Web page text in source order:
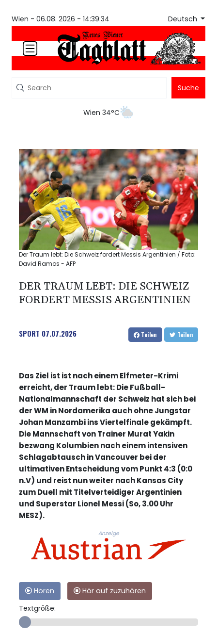
Wien - 06.08. 2026 - 14:39:34 Deutsch
Suche
Wien 34°C
Der Traum lebt: Die Schweiz fordert Messis Argentinien / Foto:
David Ramos - AFP
DER TRAUM LEBT: DIE SCHWEIZ
FORDERT MESSIS ARGENTINIEN
SPORT 07.07.2026 Teilen Teilen
Das Ziel ist ist nach einem Elfmeter-Krimi
erreicht, der Traum lebt: Die Fußball-
Nationalmannschaft der Schweiz hat sich bei
der WM in Nordamerika auch ohne Jungstar
Johan Manzambi ins Viertelfinale gekämpft.
Die Mannschaft von Trainer Murat Yakin
bezwang Kolumbien nach einem intensiven
Schlagabtausch in Vancouver bei der
ultimativen Entscheidung vom Punkt 4:3 (0:0
n.V) und reist nun weiter nach Kansas City
zum Duell mit Titelverteidiger Argentinien
und Superstar Lionel Messi (So, 3.00 Uhr
MESZ).
Anzeige
Hören
Hör auf zuzuhören
Textgröße: